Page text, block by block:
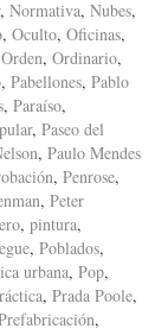
, Normativa, Nubes,
, Oculto, Oficinas,
Orden, Ordinario,
, Pabellones, Pablo
, Paraíso,
, Paseo del
, Paulo Mendes
, Penrose,
, Peter
, pintura,
, Poblados,
urbana, Pop,
, Prada Poole,
,